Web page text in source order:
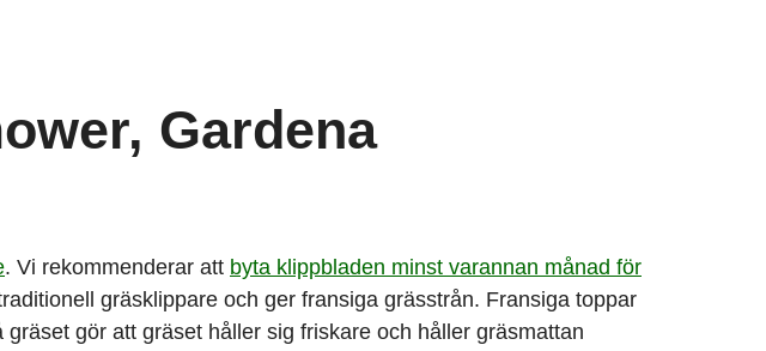
Gardena
. Vi rekommenderar att byta klippbladen minst varannan månad för
gräsklippare och ger fransiga grässtrån. Fransiga toppar
gör att gräset håller sig friskare och håller gräsmattan